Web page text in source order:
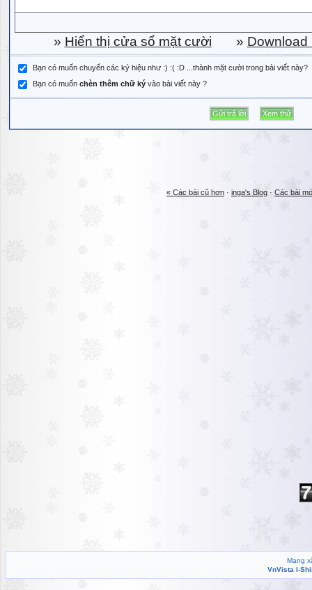
» Hiển thị cửa sổ mặt cười » Download
Bạn có muốn chuyển các ký hiệu như :) :( :D ...thành mặt cười trong bài viết này?
Bạn có muốn chèn thêm chữ ký vào bài viết này ?
« Các bài cũ hơn · inga's Blog · Các bài
Mạng
VnVista I-